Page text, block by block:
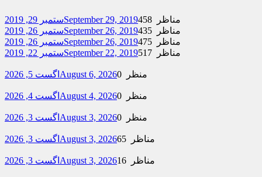
ستمبر 29, 2019September 29, 2019
458 مناظر
ستمبر 26, 2019September 26, 2019
435 مناظر
ستمبر 26, 2019September 26, 2019
475 مناظر
ستمبر 22, 2019September 22, 2019 517 مناظر
اگست 5, 2026 August 6, 2026 0 منظر
اگست 4, 2026 August 4, 2026 0 منظر
اگست 3, 2026 August 3, 2026 0 منظر
اگست 3, 2026 August 3, 2026 65 مناظر
اگست 3, 2026 August 3, 2026 16 مناظر